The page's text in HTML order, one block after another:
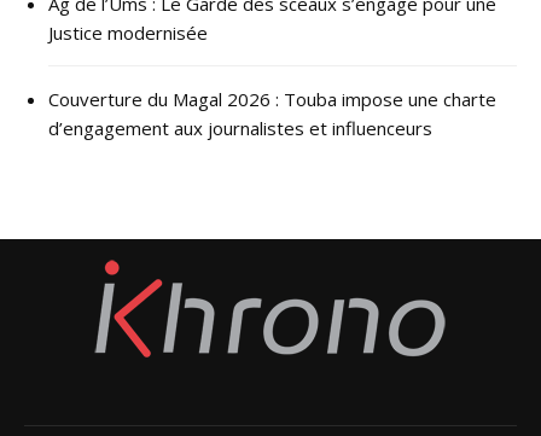
Justice modernisée
Couverture du Magal 2026 : Touba impose une charte
d’engagement aux journalistes et influenceurs